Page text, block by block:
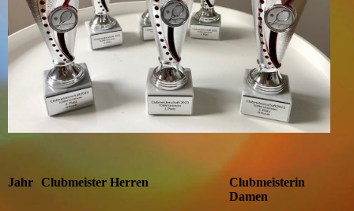
Jahr Clubmeister Herren
Clubmeisterin
Damen